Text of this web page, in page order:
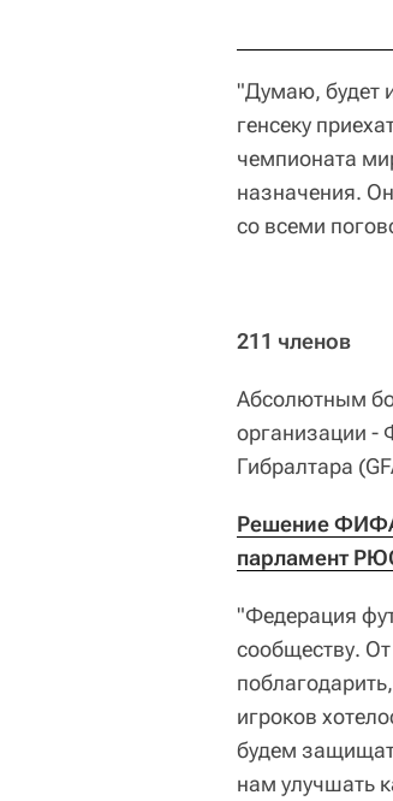
"Думаю, будет
генсеку
чемпионата
назначения.
со всеми
211 членов
Абсолютным
организации -
Гибралтара
Решение
парламент
"Федерация
сообществу.
игроков
будем
нам улучшать